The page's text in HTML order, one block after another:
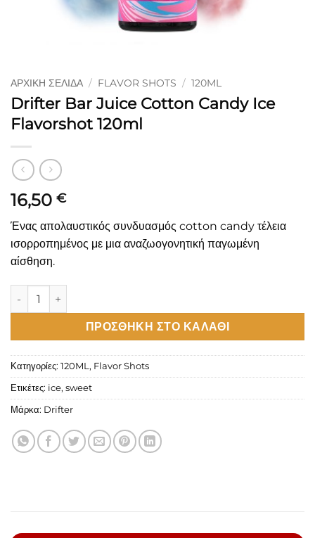
ΑΡΧΙΚΉ ΣΕΛΊΔΑ / FLAVOR SHOTS / 120ML
Drifter Bar Juice Cotton Candy Ice
Flavorshot 120ml
16,50 €
Ένας απολαυστικός συνδυασμός cotton candy τέλεια
ισορροπημένος με μια αναζωογονητική παγωμένη
αίσθηση.
Drifter Bar Juice Cotton Candy Ice Flavorshot 120ml
ΠΡΟΣΘΉΚΗ ΣΤΟ ΚΑΛΆΘΙ
Κατηγορίες: 120ML, Flavor Shots
Ετικέτες: ice, sweet
Μάρκα: Drifter